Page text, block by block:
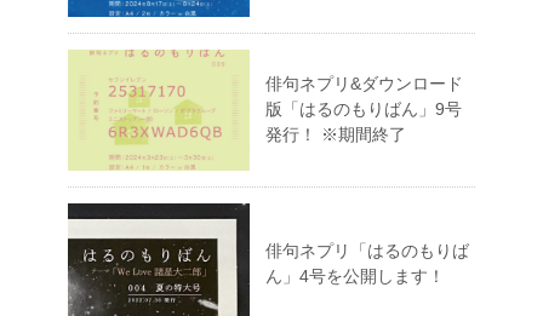
俳句ネプリ&ダウンロード
版「はるのもりばん」9号
発行！ ※期間終了
俳句ネプリ「はるのもりば
ん」4号を公開します！